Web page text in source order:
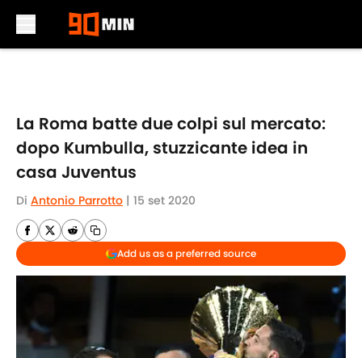
La Roma batte due colpi sul mercato:
dopo Kumbulla, stuzzicante idea in
casa Juventus
Di Antonio Parrotto | 15 set 2020
Add us as a preferred source